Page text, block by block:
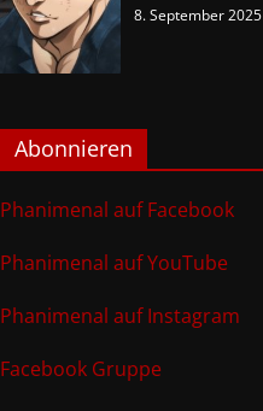
8. September 2025
Abonnieren
Phanimenal auf Facebook
Phanimenal auf YouTube
Phanimenal auf Instagram
Facebook Gruppe